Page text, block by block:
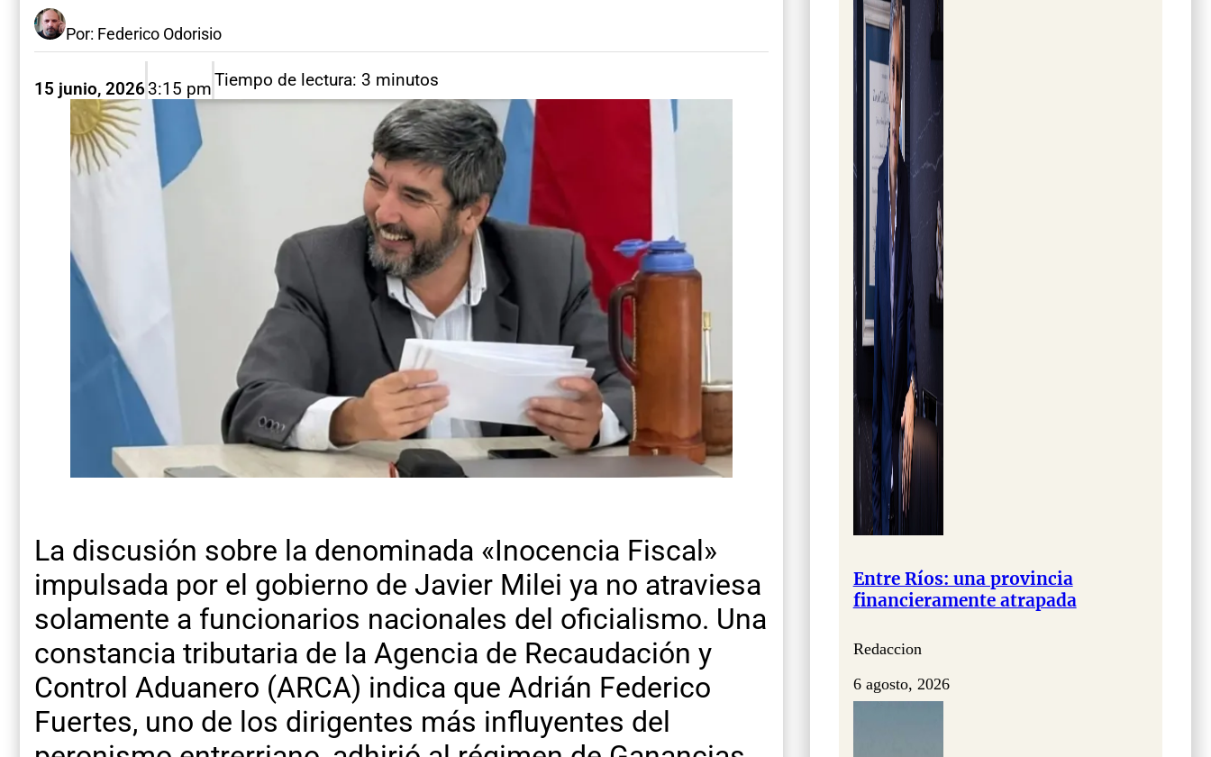
Por: Federico Odorisio
15 junio, 20263:15 pmTiempo de lectura: 3 minutos
La discusión sobre la denominada «Inocencia Fiscal»
impulsada por el gobierno de Javier Milei ya no atraviesa
solamente a funcionarios nacionales del oficialismo. Una
constancia tributaria de la Agencia de Recaudación y
Control Aduanero (ARCA) indica que Adrián Federico
Fuertes, uno de los dirigentes más influyentes del
Entre Ríos: una provincia
financieramente atrapada
Redaccion
6 agosto, 2026